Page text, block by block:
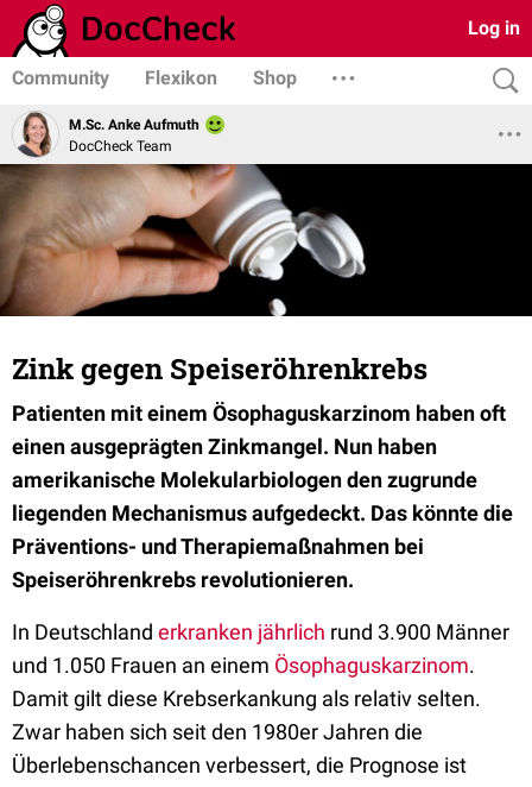
Log in
Community Flexikon Shop
M.Sc. Anke Aufmuth
DocCheck Team
Zink gegen Speiseröhrenkrebs
Patienten mit einem Ösophaguskarzinom haben oft
einen ausgeprägten Zinkmangel. Nun haben
amerikanische Molekularbiologen den zugrunde
liegenden Mechanismus aufgedeckt. Das könnte die
Präventions- und Therapiemaßnahmen bei
Speiseröhrenkrebs revolutionieren.
In Deutschland erkranken jährlich rund 3.900 Männer
und 1.050 Frauen an einem Ösophaguskarzinom.
Damit gilt diese Krebserkankung als relativ selten.
Zwar haben sich seit den 1980er Jahren die
Überlebenschancen verbessert, die Prognose ist